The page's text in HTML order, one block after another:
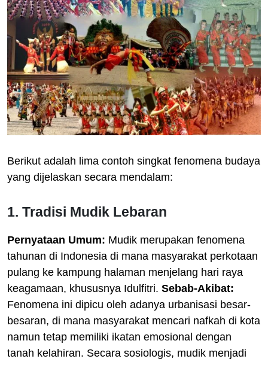
Berikut adalah lima contoh singkat fenomena budaya
yang dijelaskan secara mendalam:
1. Tradisi Mudik Lebaran
Pernyataan Umum: Mudik merupakan fenomena
tahunan di Indonesia di mana masyarakat perkotaan
pulang ke kampung halaman menjelang hari raya
keagamaan, khususnya Idulfitri. Sebab-Akibat:
Fenomena ini dipicu oleh adanya urbanisasi besar-
besaran, di mana masyarakat mencari nafkah di kota
namun tetap memiliki ikatan emosional dengan
tanah kelahiran. Secara sosiologis, mudik menjadi